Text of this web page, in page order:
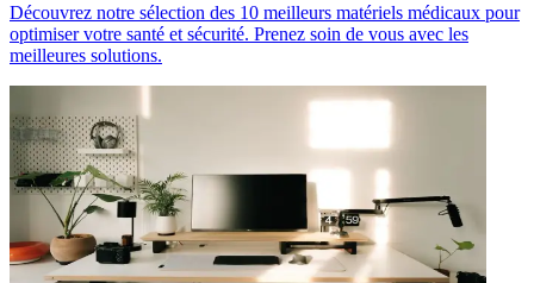
Découvrez notre sélection des 10 meilleurs matériels médicaux pour
optimiser votre santé et sécurité. Prenez soin de vous avec les
meilleures solutions.